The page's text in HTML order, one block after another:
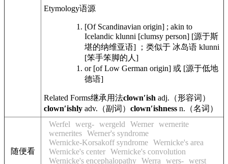
Etymology语源
[Of Scandinavian origin] ; akin to
Icelandic klunni [clumsy person] [源于斯
堪的纳维亚语] ；类似于 冰岛语 klunni
[笨手笨脚的人]
or [of Low German origin] 或 [源于低地
德语]
Related Forms继承用法clownʹish adj. （形容词）
clownʹishly adv. （副词） clownʹishness n. （名词）
随便看
Werfel werg- wergeld Werner wernerite
wernerites Werner's syndrome
Wernicke-Korsakoff syndrome Wernicke's area
Wernicke's center Wernicke's convolution
Wernicke's encephalopathy Werra wers- werst